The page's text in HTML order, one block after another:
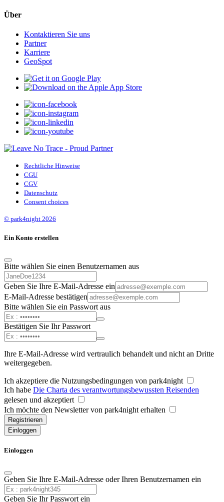
Über
Kontaktieren Sie uns
Partner
Karriere
GeoSpot
Rechtliche Hinweise
CGU
CGV
Datenschutz
Consent choices
© park4night 2026
Ein Konto erstellen
Bitte wählen Sie einen Benutzernamen aus
Geben Sie Ihre E-Mail-Adresse ein
E-Mail-Adresse bestätigen
Bitte wählen Sie ein Passwort aus
Bestätigen Sie Ihr Passwort
Ihre E-Mail-Adresse wird vertraulich behandelt und nicht an Dritte
weitergegeben.
Ich akzeptiere die Nutzungsbedingungen von park4night
Ich habe Die Charta des verantwortungsbewussten Reisenden
gelesen und akzeptiert
Ich möchte den Newsletter von park4night erhalten
Registrieren
Einloggen
Einloggen
Geben Sie Ihre E-Mail-Adresse oder Ihren Benutzernamen ein
Geben Sie Ihr Passwort ein